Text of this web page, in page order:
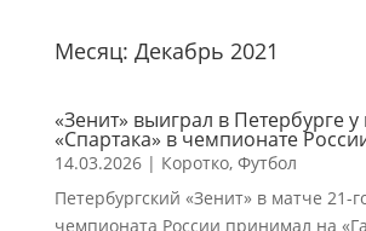
Месяц: Декабрь 2021
«Зенит» выиграл в Петербурге
«Спартака» в чемпионате
14.03.2026| Коротко, Футбол
Петербургский «Зенит» в матче 21-
чемпионата России принимал на